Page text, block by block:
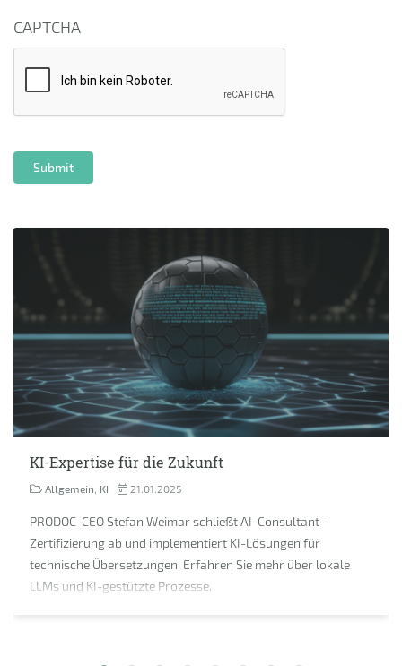
CAPTCHA
KI-Expertise für die Zukunft
Allgemein KI 21.01.2025
PRODOC-CEO Stefan Weimar schließt AI-Consultant-
Zertifizierung ab und implementiert KI-Lösungen für
technische Übersetzungen. Erfahren Sie mehr über lokale
LLMs und KI-gestützte Prozesse.